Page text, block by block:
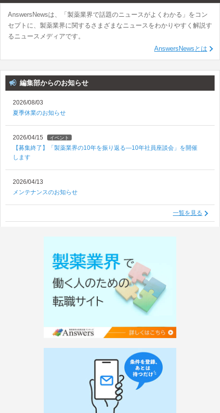
AnswersNewsは、「製薬業界で話題のニュースがよくわかる」をコン
セプトに、製薬業界に関するさまざまなニュースをわかりやすく解説す
るニュースメディアです。
AnswersNewsとは
編集部からのお知らせ
2026/08/03
夏季休業のお知らせ
2026/04/15 イベント
【募集終了】「製薬業界の10年を振り返る―10年社員座談会」を開催
します
2026/04/13
メンテナンスのお知らせ
一覧を見る